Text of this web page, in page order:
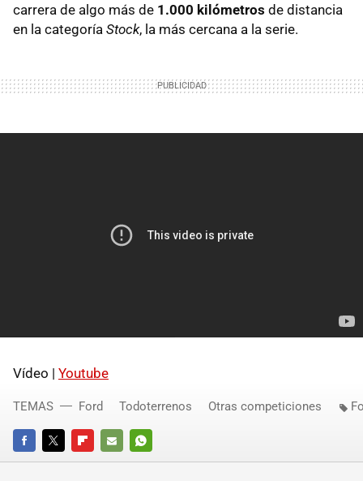
carrera de algo más de 1.000 kilómetros de distancia
en la categoría Stock, la más cercana a la serie.
Vídeo | Youtube
FACEBOOKTWITTERFLIPBOARD
E-
WHATSAPP
TEMAS Ford Todoterrenos Otras competiciones